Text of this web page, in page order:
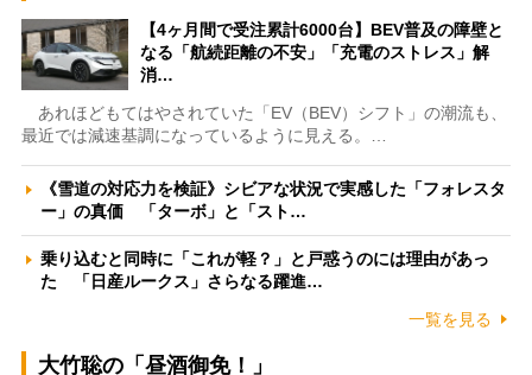
【4ヶ月間で受注累計6000台】BEV普及の障壁と
なる「航続距離の不安」「充電のストレス」解
消…
あれほどもてはやされていた「EV（BEV）シフト」の潮流も、
最近では減速基調になっているように見える。…
《雪道の対応力を検証》シビアな状況で実感した「フォレスタ
ー」の真価 「ターボ」と「スト…
乗り込むと同時に「これが軽？」と戸惑うのには理由があっ
た 「日産ルークス」さらなる躍進…
一覧を見る
大竹聡の「昼酒御免！」